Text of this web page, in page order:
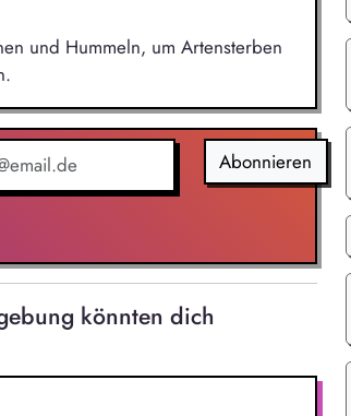
und Hummeln, um Artensterben
Abonnieren
könnten dich